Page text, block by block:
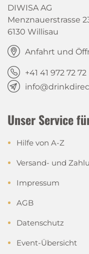
DIWISA AG
Menznauerstrasse
6130 Willisau
Anfahrt und
+41 41 972 72 72
Unser Service
Hilfe von A-Z
Versand- und
Impressum
AGB
Datenschutz
Event-Übersicht